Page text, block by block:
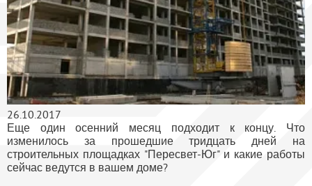
26.10.2017
Еще один осенний месяц подходит к концу. Что
изменилось за прошедшие тридцать дней на
строительных площадках "Пересвет-Юг" и какие работы
сейчас ведутся в вашем доме?